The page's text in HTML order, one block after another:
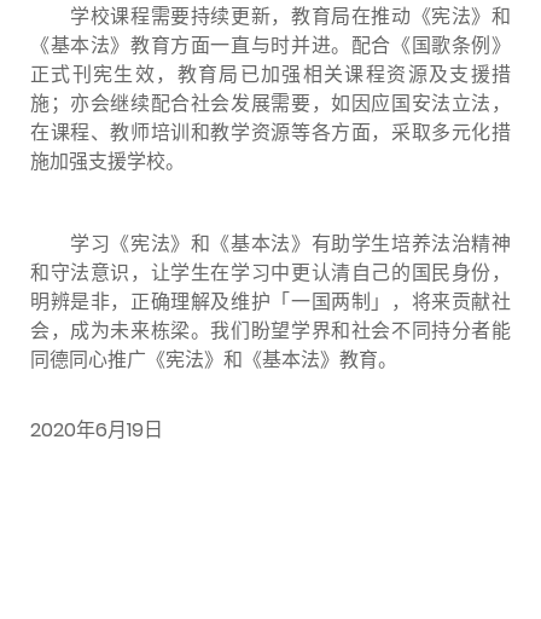
学校课程需要持续更新，教育局在推动《宪法》和
《基本法》教育方面一直与时并进。配合《国歌条例》
正式刊宪生效，教育局已加强相关课程资源及支援措
施；亦会继续配合社会发展需要，如因应国安法立法，
在课程、教师培训和教学资源等各方面，采取多元化措
施加强支援学校。
学习《宪法》和《基本法》有助学生培养法治精神
和守法意识，让学生在学习中更认清自己的国民身份，
明辨是非，正确理解及维护「一国两制」，将来贡献社
会，成为未来栋梁。我们盼望学界和社会不同持分者能
同德同心推广《宪法》和《基本法》教育。
2020年6月19日